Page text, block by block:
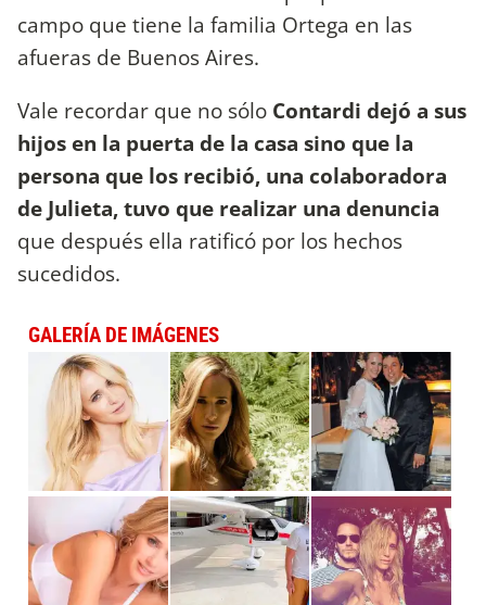
campo que tiene la familia Ortega en las
afueras de Buenos Aires.
Vale recordar que no sólo Contardi dejó a sus
hijos en la puerta de la casa sino que la
persona que los recibió, una colaboradora
de Julieta, tuvo que realizar una denuncia
que después ella ratificó por los hechos
sucedidos.
GALERÍA DE IMÁGENES